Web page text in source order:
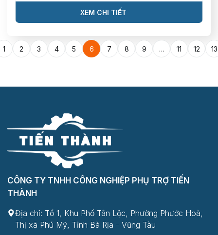
XEM CHI TIẾT
1 2 3 4 5 6 7 8 9 … 11 12 13
CÔNG TY TNHH CÔNG NGHIỆP PHỤ TRỢ TIẾN
THÀNH
Địa chỉ: Tổ 1, Khu Phố Tân Lộc, Phường Phước Hoà,
Thị xã Phú Mỹ, Tỉnh Bà Rịa - Vũng Tàu